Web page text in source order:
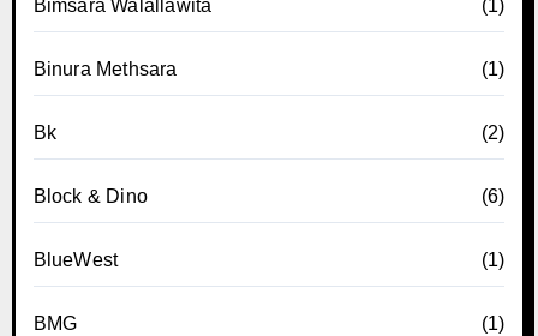
Bimsara Walallawita (1)
Binura Methsara (1)
Bk (2)
Block & Dino (6)
BlueWest (1)
BMG (1)